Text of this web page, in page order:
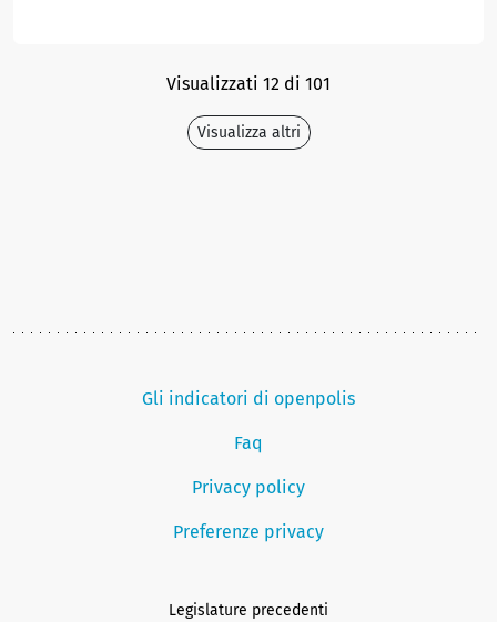
Visualizzati 12 di 101
Visualizza altri
Gli indicatori di openpolis
Faq
Privacy policy
Preferenze privacy
Legislature precedenti